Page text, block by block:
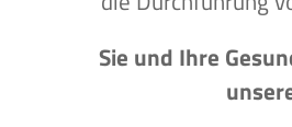
Sie und Ihre